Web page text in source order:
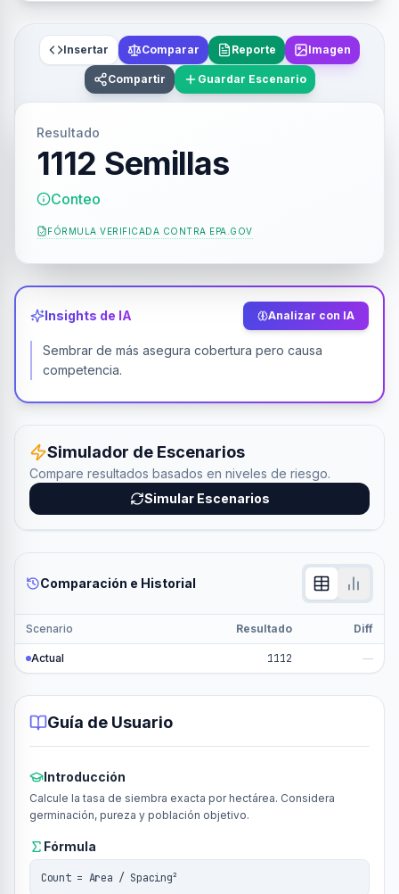
Insertar Comparar Reporte Imagen
Compartir Guardar Escenario
Resultado
1112 Semillas
Conteo
FÓRMULA VERIFICADA CONTRA EPA.GOV
Insights de IA Analizar con IA
Sembrar de más asegura cobertura pero causa
competencia.
Simulador de Escenarios
Compare resultados basados en niveles de riesgo.
Simular Escenarios
Comparación e Historial
Scenario Resultado Diff
Actual 1112 —
Guía de Usuario
Introducción
Calcule la tasa de siembra exacta por hectárea. Considera
germinación, pureza y población objetivo.
Fórmula
Count = Area / Spacing²